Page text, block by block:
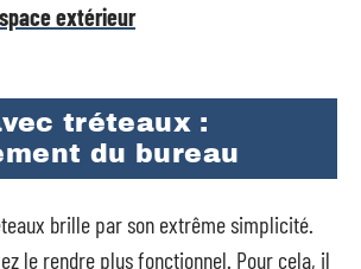
extérieur
tréteaux :
du bureau
brille par son extrême simplicité.
le rendre plus fonctionnel. Pour cela, il